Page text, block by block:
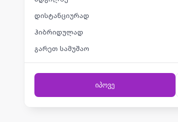
დისტანციურად
ჰიბრიდულად
გარეთ სამუშაო
იპოვე